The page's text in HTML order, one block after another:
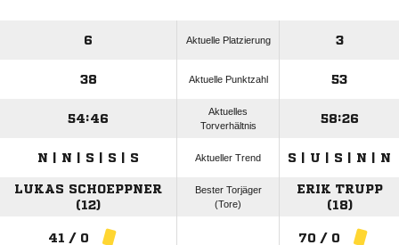
6 Aktuelle Platzierung 3
38 Aktuelle Punktzahl 53
54:46
Aktuelles
Torverhältnis
58:26
N | N | S | S | S Aktueller Trend S | U | S | N | N
LUKAS SCHOEPPNER
(12)
Bester Torjäger
(Tore)
ERIK TRUPP
(18)
41 / 0 70 / 0